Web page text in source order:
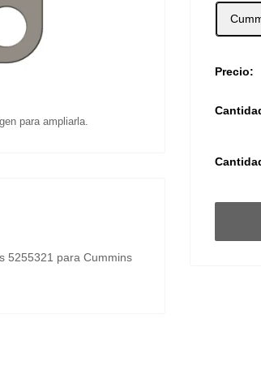
para ampliarla.
Precio:
5255321 para Cummins